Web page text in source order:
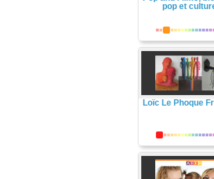
pop et
Loïc Le Phoque